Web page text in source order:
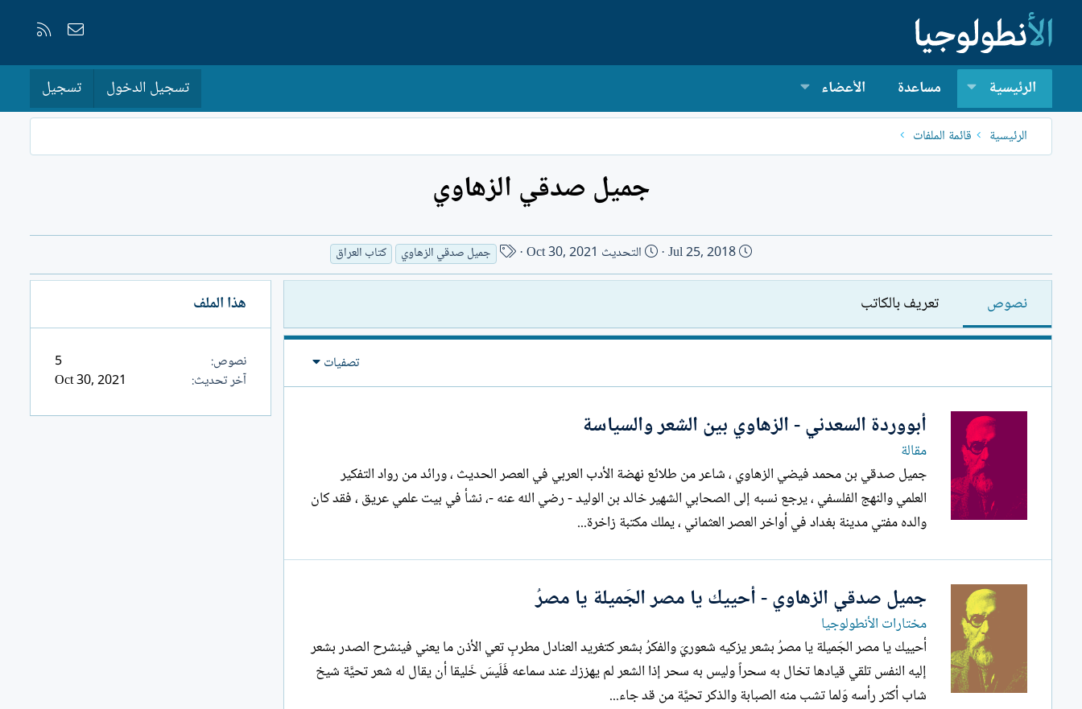
إتصل بنا
الرئيسية مساعدة الأعضاء تسجيل الدخول تسجيل
الرئيسية قائمة الملفات
جميل صدقي الزهاوي
ت
ا
خ
إ
ش
ا
Jul 25, 2018 التحديث Oct 30, 2021
ا
س
ل
ت
جميل صدقي الزهاوي كتاب العراق
نصوص تعريف بالكاتب
تصفيات
أبووردة السعدني - الزهاوي بين الشعر والسياسة
مقالة
جميل صدقي بن محمد فيضي الزهاوي ، شاعر من طلائع نهضة الأدب العربي في العصر الحديث ، ورائد من رواد التفكير
العلمي والنهج الفلسفي ، يرجع نسبه إلى الصحابي الشهير خالد بن الوليد - رضي الله عنه -، نشأ في بيت علمي عريق ، فقد كان
والده مفتي مدينة بغداد في أواخر العصر العثماني ، يملك مكتبة زاخرة...
جميل صدقي الزهاوي - أحييك يا مصر الجَميلة يا مصرُ
مختارات الأنطولوجيا
أحييك يا مصر الجَميلة يا مصرُ بشعر يزكيه شعوريَ والفكرُ بشعر كتغريد العنادل مطربٍ تعي الأذن ما يعني فينشرح الصدر بشعر
إليه النفس تلقي قيادها تخال به سحراً وليس به سحر إذا الشعر لم يهززك عند سماعه فَلَيسَ خَليقا أن يقال له شعر تحيَّة شيخ
شاب أكثر رأسه وَلما تشب منه الصبابة والذكر تحيَّة من قد جاء...
هذا الملف
نصوص
5
آخر تحديث
Oct 30, 2021